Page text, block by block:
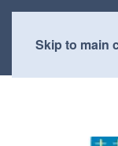
Skip to main